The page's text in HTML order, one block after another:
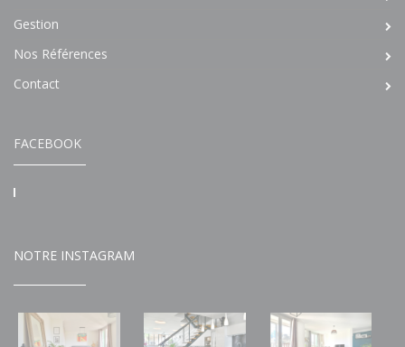
Gestion
Nos Références
Contact
FACEBOOK
NOTRE INSTAGRAM